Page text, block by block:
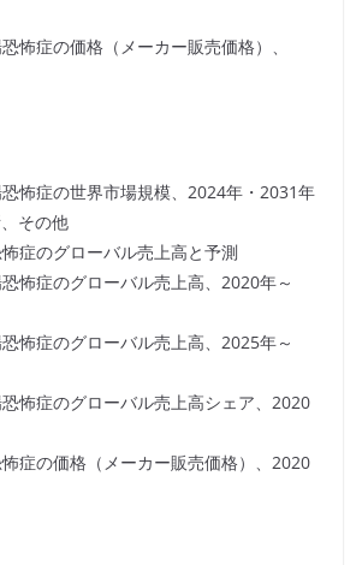
怖症の価格（メーカー販売価格）、
症の世界市場規模、2024年・2031年
その他
怖症のグローバル売上高と予測
症のグローバル売上高、2020年～
症のグローバル売上高、2025年～
症のグローバル売上高シェア、2020
怖症の価格（メーカー販売価格）、2020